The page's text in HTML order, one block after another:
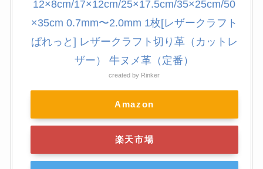
12×8cm/17×12cm/25×17.5cm/35×25cm/50
×35cm 0.7mm〜2.0mm 1枚[レザークラフト
ぱれっと] レザークラフト切り革（カットレ
ザー） 牛ヌメ革（定番）
created by Rinker
Amazon
楽天市場